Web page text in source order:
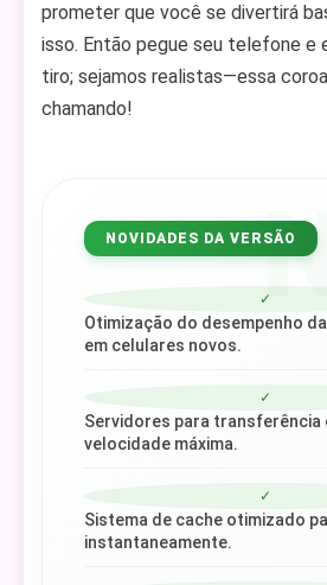
prometer que você se divertirá
isso. Então pegue seu telefone e
tiro; sejamos realistas—essa
chamando!
NOVIDADES DA VERSÃO
✓
Otimização do desempenho
em celulares novos.
✓
Servidores para transferência
velocidade máxima.
✓
Sistema de cache otimizado
instantaneamente.